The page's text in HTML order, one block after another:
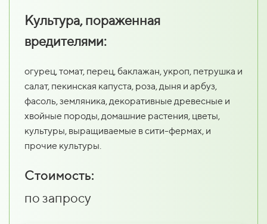
Культура, пораженная
вредителями:
огурец, томат, перец, баклажан, укроп, петрушка и
салат, пекинская капуста, роза, дыня и арбуз,
фасоль, земляника, декоративные древесные и
хвойные породы, домашние растения, цветы,
культуры, выращиваемые в сити-фермах, и
прочие культуры.
Стоимость:
по запросу